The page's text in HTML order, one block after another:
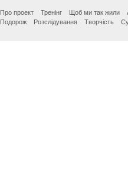
Про проект Тренінг Щоб ми так жили
Подорож
Розслідування Творчість